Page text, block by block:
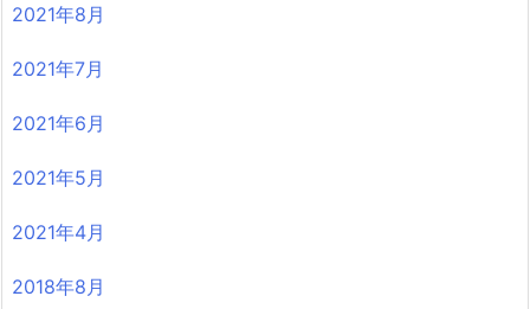
2021年8月
2021年7月
2021年6月
2021年5月
2021年4月
2018年8月